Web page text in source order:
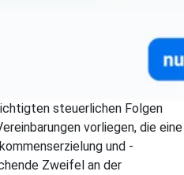
steuerlichen Folgen
vorliegen, die eine
und -
Zweifel an der